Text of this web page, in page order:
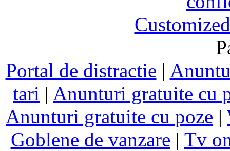
Portal de distractie |
tari | Anunturi gratuite cu
Anunturi gratuite cu poze |
Goblene de vanzare | Tv